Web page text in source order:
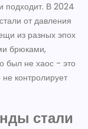
подходит. В 2024
от давления
из разных эпох
брюками,
был не хаос - это
контролирует
стали